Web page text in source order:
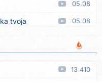
05.08
tvoja 05.08
05.08
05.08
13 410